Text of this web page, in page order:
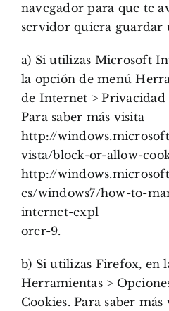
navegador para que te
servidor quiera guardar
a) Si utilizas Microsoft
la opción de menú
de Internet >
Para saber más visita
http://
vista/block-or-allow-
http://
es/windows7/how-to-
internet-expl
orer-9.
b) Si utilizas Firefox, en
Herramientas >
Cookies. Para saber más